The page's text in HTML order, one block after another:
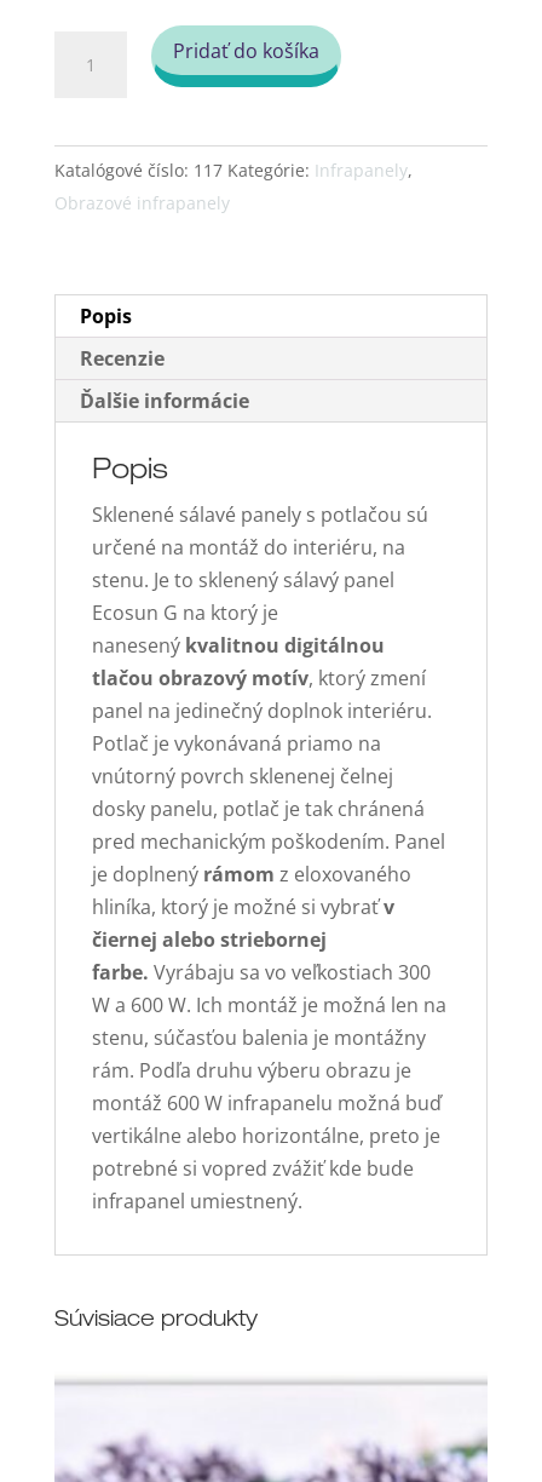
Obrazový
Fenix
EcoSun
300
-
Elegance-
Pridať do košíka
Katalógové číslo: 117 Kategórie: Infrapanely,
Obrazové infrapanely
Popis
Recenzie
Ďalšie informácie
Popis
Sklenené sálavé panely s potlačou sú
určené na montáž do interiéru, na
stenu. Je to sklenený sálavý panel
Ecosun G na ktorý je
nanesený kvalitnou digitálnou
tlačou obrazový motív, ktorý zmení
panel na jedinečný doplnok interiéru.
Potlač je vykonávaná priamo na
vnútorný povrch sklenenej čelnej
dosky panelu, potlač je tak chránená
pred mechanickým poškodením. Panel
je doplnený rámom z eloxovaného
hliníka, ktorý je možné si vybraťv
čiernej alebo striebornej
farbe. Vyrábaju sa vo veľkostiach 300
W a 600 W. Ich montáž je možná len na
stenu, súčasťou balenia je montážny
rám. Podľa druhu výberu obrazu je
montáž 600 W infrapanelu možná buď
vertikálne alebo horizontálne, preto je
potrebné si vopred zvážiť kde bude
infrapanel umiestnený.
Súvisiace produkty